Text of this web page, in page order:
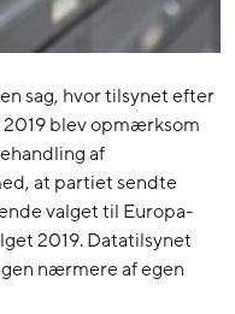
sag, hvor tilsynet efter
blev opmærksom
af
at partiet sendte
valget til Europa-
2019. Datatilsynet
nærmere af egen